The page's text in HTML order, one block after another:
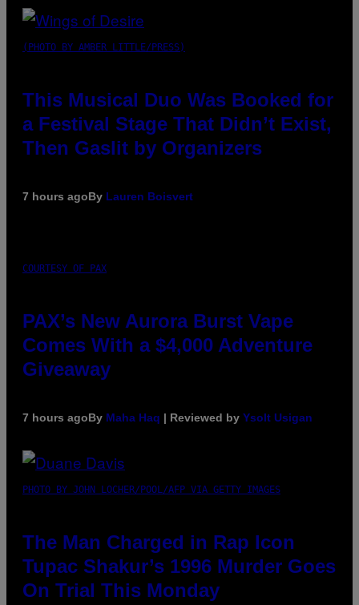
(PHOTO BY AMBER LITTLE/PRESS)
This Musical Duo Was Booked for
a Festival Stage That Didn’t Exist,
Then Gaslit by Organizers
7 hours agoBy Lauren Boisvert
COURTESY OF PAX
PAX’s New Aurora Burst Vape
Comes With a $4,000 Adventure
Giveaway
7 hours agoBy Maha Haq | Reviewed by Ysolt Usigan
PHOTO BY JOHN LOCHER/POOL/AFP VIA GETTY IMAGES
The Man Charged in Rap Icon
Tupac Shakur’s 1996 Murder Goes
On Trial This Monday